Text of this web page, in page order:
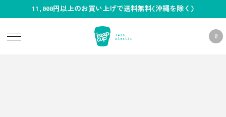
11,000円以上のお買い上げで送料無料(沖縄を除く)
0